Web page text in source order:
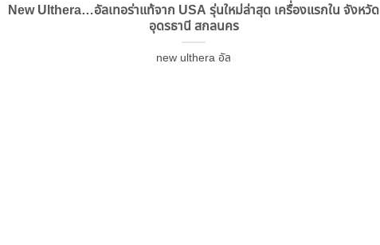
New Ulthera…อัลเทอร่าแท้จาก USA รุ่นใหม่ล่าสุด เครื่องแรกใน จังหวัด
อุดรธานี สกลนคร
new ulthera อัล